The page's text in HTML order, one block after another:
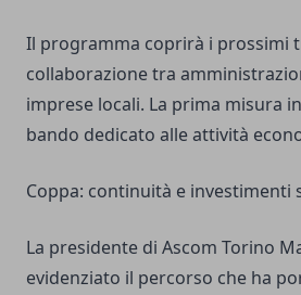
Il programma coprirà i prossimi
collaborazione tra
imprese locali. La prima misura
bando dedicato alle attività
Coppa: continuità e investimenti
La presidente di Ascom Torino
evidenziato il percorso che ha